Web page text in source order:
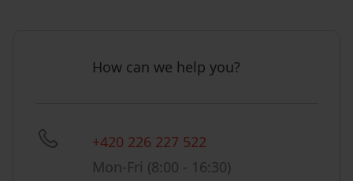
How can we help you?
+420 226 227 522
Mon-Fri (8:00 - 16:30)